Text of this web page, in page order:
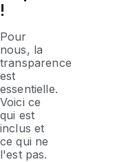
!
Pour
nous, la
transparence
est
essentielle.
Voici ce
qui est
inclus et
ce qui ne
l'est pas.